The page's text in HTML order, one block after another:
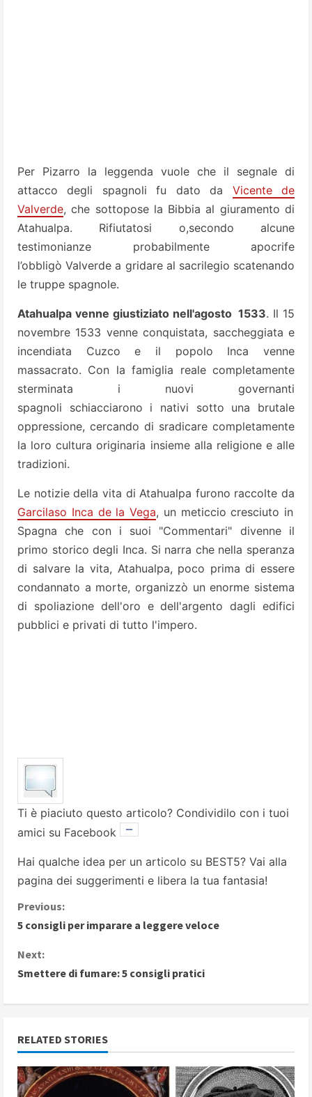
Per Pizarro la leggenda vuole che il segnale di
attacco degli spagnoli fu dato da Vicente de
Valverde, che sottopose la Bibbia al giuramento di
Atahualpa. Rifiutatosi o,secondo alcune
testimonianze probabilmente apocrife
l’obbligò Valverde a gridare al sacrilegio scatenando
le truppe spagnole.
Atahualpa venne giustiziato nell'agosto 1533. Il 15
novembre 1533 venne conquistata, saccheggiata e
incendiata Cuzco e il popolo Inca venne
massacrato. Con la famiglia reale completamente
sterminata i nuovi governanti
spagnoli schiacciarono i nativi sotto una brutale
oppressione, cercando di sradicare completamente
la loro cultura originaria insieme alla religione e alle
tradizioni.
Le notizie della vita di Atahualpa furono raccolte da
Garcilaso Inca de la Vega, un meticcio cresciuto in
Spagna che con i suoi "Commentari" divenne il
primo storico degli Inca. Si narra che nella speranza
di salvare la vita, Atahualpa, poco prima di essere
condannato a morte, organizzò un enorme sistema
di spoliazione dell'oro e dell'argento dagli edifici
pubblici e privati di tutto l'impero.
Ti è piaciuto questo articolo? Condividilo con i tuoi
amici su Facebook
Hai qualche idea per un articolo su BEST5? Vai alla
pagina dei suggerimenti e libera la tua fantasia!
C
n
t
n
u
Previous:
5 consigli per imparare a leggere veloce
Next:
Smettere di fumare: 5 consigli pratici
RELATED STORIES